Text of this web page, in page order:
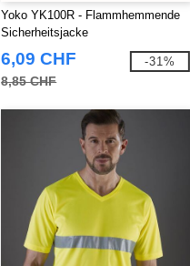
Yoko YK100R - Flammhemmende
Sicherheitsjacke
6,09 CHF
8,85 CHF
-31%